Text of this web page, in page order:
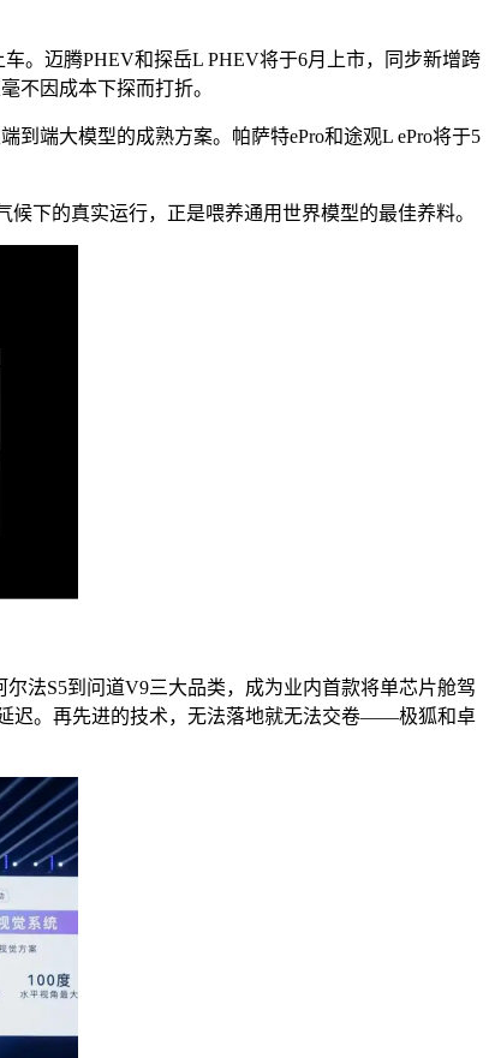
。迈腾PHEV和探岳L PHEV将于6月上市，同步新增跨
不因成本下探而打折。
端大模型的成熟方案。帕萨特ePro和途观L ePro将于5
下的真实运行，正是喂养通用世界模型的最佳养料。
法S5到问道V9三大品类，成为业内首款将单芯片舱驾
迟。再先进的技术，无法落地就无法交卷——极狐和卓